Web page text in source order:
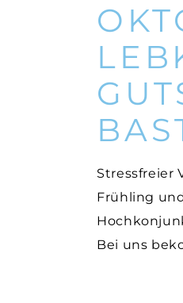
Stressfreier
Frühling
Bei uns